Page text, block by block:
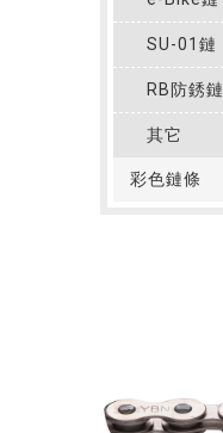
SU-01鏈
RB防銹鏈
其它
彩色鏈條